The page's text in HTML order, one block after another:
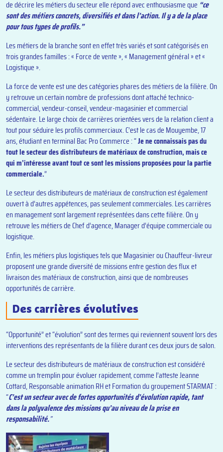
de décrire les métiers du secteur elle répond avec enthousiasme que “ce
sont des métiers concrets, diversifiés et dans l’action. Il y a de la place
pour tous types de profils.”
Les métiers de la branche sont en effet très variés et sont catégorisés en
trois grandes familles : « Force de vente », « Management général » et «
Logistique ».
La force de vente est une des catégories phares des métiers de la filière. On
y retrouve un certain nombre de professions dont attaché technico-
commercial, vendeur-conseil, vendeur-magasinier et commercial
sédentaire. Le large choix de carrières orientées vers de la relation client a
tout pour séduire les profils commerciaux. C’est le cas de Mouyembe, 17
ans, étudiant en terminal Bac Pro Commerce : “Je ne connaissais pas du
tout le secteur des distributeurs de matériaux de construction, mais ce
qui m’intéresse avant tout ce sont les missions proposées pour la partie
commerciale.”
Le secteur des distributeurs de matériaux de construction est également
ouvert à d’autres appétences, pas seulement commerciales. Les carrières
en management sont largement représentées dans cette filière. On y
retrouve les métiers de Chef d’agence, Manager d’équipe commerciale ou
logistique.
Enfin, les métiers plus logistiques tels que Magasinier ou Chauffeur-livreur
proposent une grande diversité de missions entre gestion des flux et
livraison des matériaux de construction, ainsi que de nombreuses
opportunités de carrière.
Des carrières évolutives
“Opportunité” et “évolution” sont des termes qui reviennent souvent lors des
interventions des représentants de la filière durant ces deux jours de salon.
Le secteur des distributeurs de matériaux de construction est considéré
comme un tremplin pour évoluer rapidement, comme l’atteste Jeanne
Cottard, Responsable animation RH et Formation du groupement STARMAT :
“C’est un secteur avec de fortes opportunités d’évolution rapide, tant
dans la polyvalence des missions qu’au niveau de la prise en
responsabilité.”